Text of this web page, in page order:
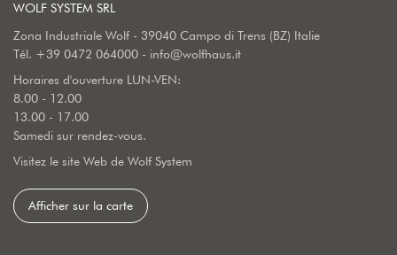
WOLF SYSTEM SRL
Zona Industriale Wolf - 39040 Campo di Trens (BZ) Italie
Tél. +39 0472 064000 - info@wolfhaus.it
Horaires d'ouverture LUN-VEN:
8.00 - 12.00
13.00 - 17.00
Samedi sur rendez-vous.
Visitez le site Web de Wolf System
Afficher sur la carte